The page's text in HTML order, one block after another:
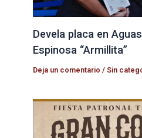
Devela placa en
Espinosa “Armillita”
Deja un comentario /Sin